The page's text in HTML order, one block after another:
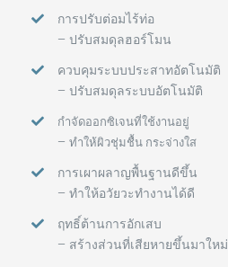
การปรับต่อมไร้ท่อ
– ปรับสมดุลฮอร์โมน
ควบคุมระบบประสาทอัตโนมัติ
– ปรับสมดุลระบบอัตโนมัติ
กำจัดออกซิเจนที่ใช้งานอยู่
– ทำให้ผิวชุ่มชื้น กระจ่างใส
การเผาผลาญพื้นฐานดีขึ้น
– ทำให้อวัยวะทำงานได้ดี
ฤทธิ์ต้านการอักเสบ
– สร้างส่วนที่เสียหายขึ้นมาใหม่